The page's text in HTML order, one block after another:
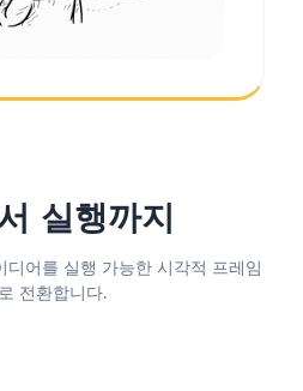
실행까지
어를 실행 가능한 시각적 프레임
전환합니다.